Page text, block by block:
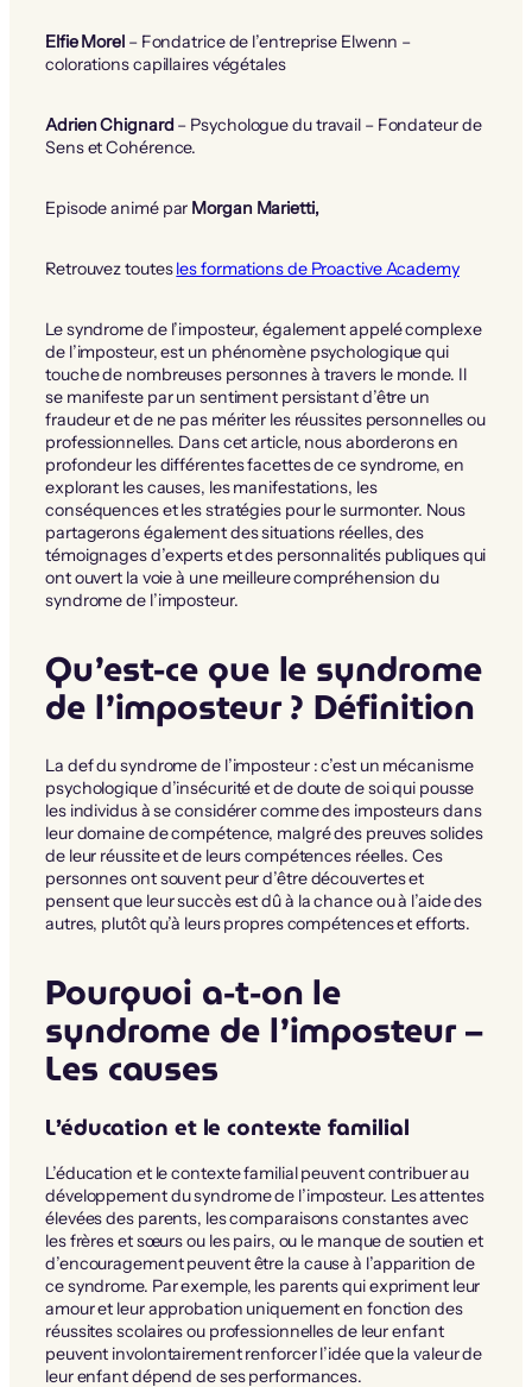
Elfie Morel – Fondatrice de l’entreprise Elwenn –
colorations capillaires végétales
Adrien Chignard – Psychologue du travail – Fondateur de
Sens et Cohérence.
Episode animé par Morgan Marietti,
Retrouvez toutesles formations de Proactive Academy
Le syndrome de l’imposteur, également appelé complexe
de l’imposteur, est un phénomène psychologique qui
touche de nombreuses personnes à travers le monde. Il
se manifeste par un sentiment persistant d’être un
fraudeur et de ne pas mériter les réussites personnelles ou
professionnelles. Dans cet article, nous aborderons en
profondeur les différentes facettes de ce syndrome, en
explorant les causes, les manifestations, les
conséquences et les stratégies pour le surmonter. Nous
partagerons également des situations réelles, des
témoignages d’experts et des personnalités publiques qui
ont ouvert la voie à une meilleure compréhension du
syndrome de l’imposteur.
Qu’est-ce que le syndrome
de l’imposteur ? Définition
La def du syndrome de l’imposteur : c’est un mécanisme
psychologique d’insécurité et de doute de soi qui pousse
les individus à se considérer comme des imposteurs dans
leur domaine de compétence, malgré des preuves solides
de leur réussite et de leurs compétences réelles. Ces
personnes ont souvent peur d’être découvertes et
pensent que leur succès est dû à la chance ou à l’aide des
autres, plutôt qu’à leurs propres compétences et efforts.
Pourquoi a-t-on le
syndrome de l’imposteur –
Les causes
L’éducation et le contexte familial
L’éducation et le contexte familial peuvent contribuer au
développement du syndrome de l’imposteur. Les attentes
élevées des parents, les comparaisons constantes avec
les frères et sœurs ou les pairs, ou le manque de soutien et
d’encouragement peuvent être la cause à l’apparition de
ce syndrome. Par exemple, les parents qui expriment leur
amour et leur approbation uniquement en fonction des
réussites scolaires ou professionnelles de leur enfant
peuvent involontairement renforcer l’idée que la valeur de
leur enfant dépend de ses performances.